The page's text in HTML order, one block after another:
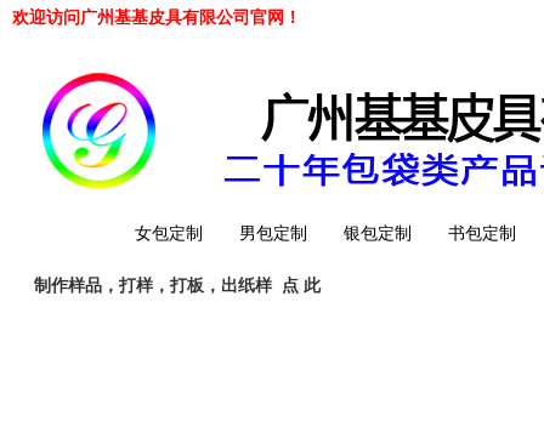
欢迎访问广州基基皮具有限公司官网！
女包定制 男包定制 银包定制 书包定制
工厂简介
制作样品，打样，打板，出纸样 点 此